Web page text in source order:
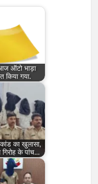
ऑटो भाड़ा
किया गया.
का खुलासा,
गिरोह के पांच…